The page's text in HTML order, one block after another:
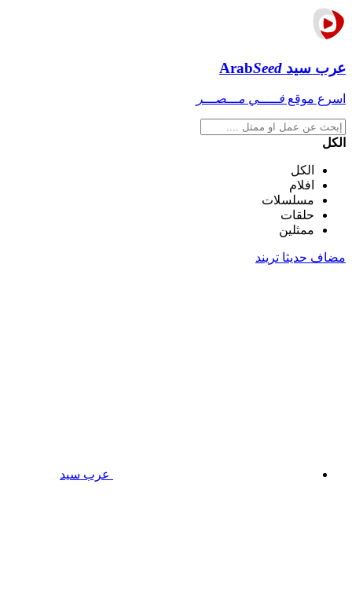
عرب سيد ArabSeed
اسرع موقع فـــــي مـــصـــر
الكل
الكل
افلام
مسلسلات
حلقات
ممثلين
مضاف حديثا تريند
عرب سيد